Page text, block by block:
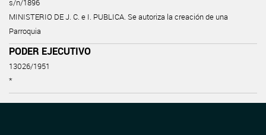
s/n/1896
MINISTERIO DE J. C. e I. PUBLICA. Se autoriza la creación de una
Parroquia
PODER EJECUTIVO
13026/1951
*